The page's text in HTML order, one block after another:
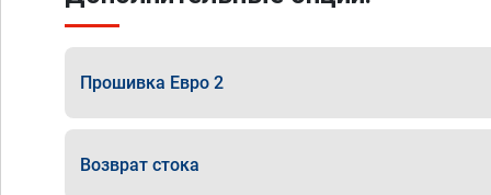
Прошивка Евро 2
Возврат стока